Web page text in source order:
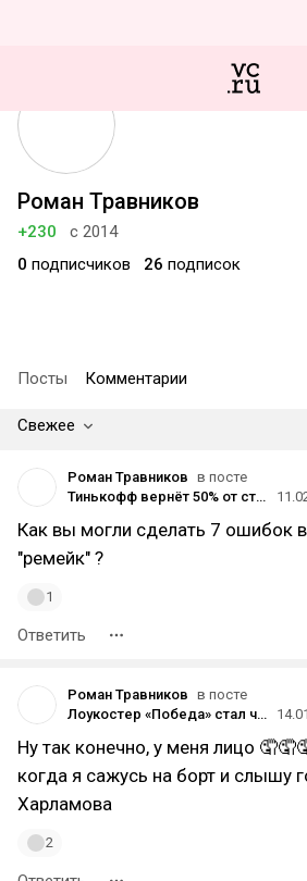
Роман Травников
+230
с 2014
0 подписчиков 26 подписок
Посты Комментарии
Свежее
Роман Травников в посте
Тинькофф вернёт 50% от стоимости билетов в кино
Как вы могли сделать 7 ошибок
"ремейк" ?
1
Ответить
Роман Травников в посте
Лоукостер «Победа» стал четвертым по величине авиаперевозчиком в России
Ну так конечно, у меня лицо
когда я сажусь на борт и слышу
Харламова
2